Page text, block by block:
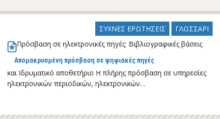
ΣΥΧΝΕΣ ΕΡΩΤΗΣΕΙΣ ΓΛΩΣΣΑΡΙ
Απομακρυσμένη πρόσβαση σε ψηφιακές πηγές
Πρόσβαση σε ηλεκτρονικές πηγές: Βιβλιογραφικές βάσεις
και Ιδρυματικό αποθετήριο Η πλήρης πρόσβαση σε υπηρεσίες
ηλεκτρονικών περιοδικών, ηλεκτρονικών…